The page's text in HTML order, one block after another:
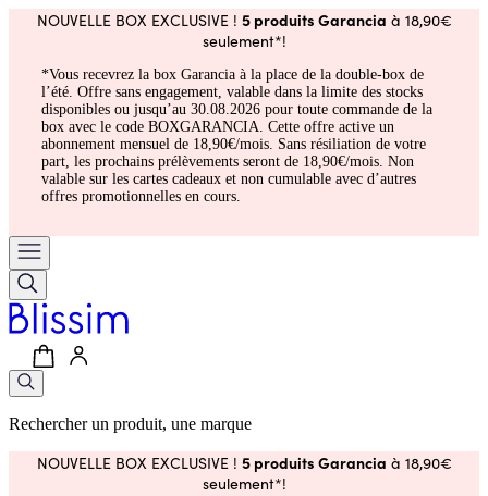
NOUVELLE BOX EXCLUSIVE ! 5 produits Garancia à 18,90€
seulement*!
*Vous recevrez la box Garancia à la place de la double-box de
l’été. Offre sans engagement, valable dans la limite des stocks
disponibles ou jusqu’au 30.08.2026 pour toute commande de la
box avec le code BOXGARANCIA. Cette offre active un
abonnement mensuel de 18,90€/mois. Sans résiliation de votre
part, les prochains prélèvements seront de 18,90€/mois. Non
valable sur les cartes cadeaux et non cumulable avec d’autres
offres promotionnelles en cours.
Rechercher un produit, une marque
NOUVELLE BOX EXCLUSIVE ! 5 produits Garancia à 18,90€
seulement*!